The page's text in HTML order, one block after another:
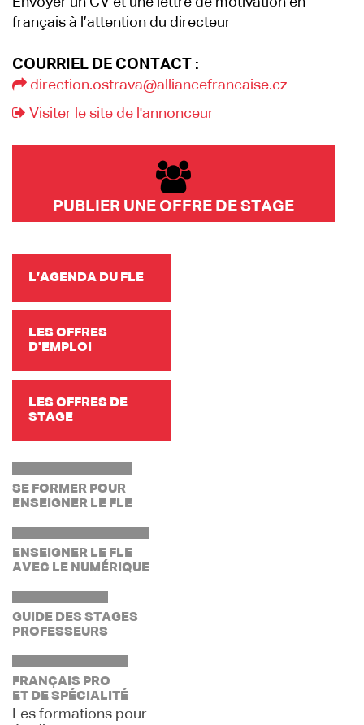
français à l’attention du directeur
COURRIEL DE CONTACT :
direction.ostrava@alliancefrancaise.cz
Visiter le site de l'annonceur
PUBLIER UNE OFFRE DE STAGE
L’AGENDA DU FLE
LES OFFRES
D'EMPLOI
LES OFFRES DE
STAGE
SE FORMER POUR
ENSEIGNER LE FLE
ENSEIGNER LE FLE
AVEC LE NUMÉRIQUE
GUIDE DES STAGES
PROFESSEURS
FRANÇAIS PRO
ET DE SPÉCIALITÉ
Les formations pour